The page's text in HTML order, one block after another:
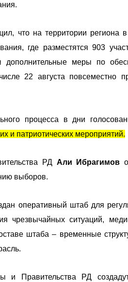
что на территории региона
где разместятся 903
меры по
22 августа повсеместно
процесса в дни
и патриотических мероприятий.
РД Али Ибрагимов
выборов.
оперативный штаб для
чрезвычайных ситуаций,
штаба – временные
и Правительства РД